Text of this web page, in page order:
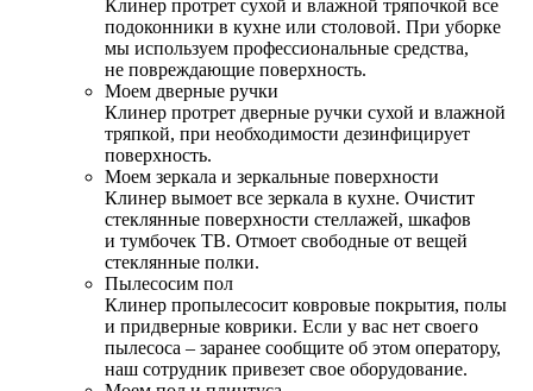
Клинер протрет сухой и влажной тряпочкой все
подоконники в кухне или столовой. При уборке
мы используем профессиональные средства,
не повреждающие поверхность.
Моем дверные ручки
Клинер протрет дверные ручки сухой и влажной
тряпкой, при необходимости дезинфицирует
поверхность.
Моем зеркала и зеркальные поверхности
Клинер вымоет все зеркала в кухне. Очистит
стеклянные поверхности стеллажей, шкафов
и тумбочек ТВ. Отмоет свободные от вещей
стеклянные полки.
Пылесосим пол
Клинер пропылесосит ковровые покрытия, полы
и придверные коврики. Если у вас нет своего
пылесоса – заранее сообщите об этом оператору,
наш сотрудник привезет свое оборудование.